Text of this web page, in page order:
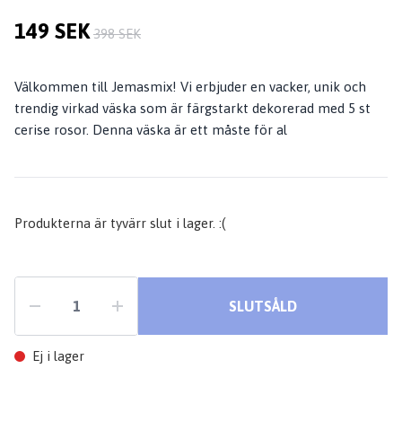
149 SEK 398 SEK
Välkommen till Jemasmix! Vi erbjuder en vacker, unik och
trendig virkad väska som är färgstarkt dekorerad med 5 st
cerise rosor. Denna väska är ett måste för al
Produkterna är tyvärr slut i lager. :(
SLUTSÅLD
Ej i lager